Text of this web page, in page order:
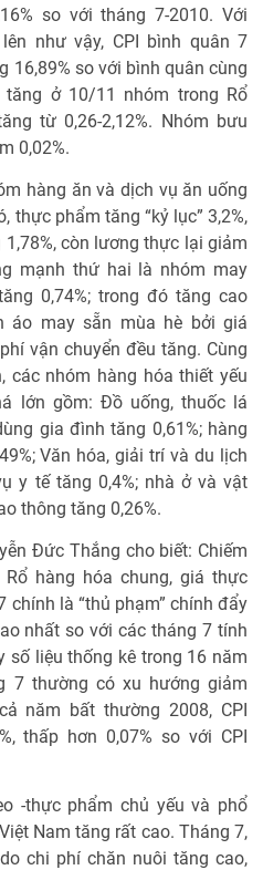
so với tháng 7-2010. Với
như vậy, CPI bình quân 7
16,89% so với bình quân cùng
ở 10/11 nhóm trong Rổ
từ 0,26-2,12%. Nhóm bưu
0,02%.
hàng ăn và dịch vụ ăn uống
thực phẩm tăng “kỷ lục” 3,2%,
còn lương thực lại giảm
mạnh thứ hai là nhóm may
0,74%; trong đó tăng cao
áo may sẵn mùa hè bởi giá
vận chuyển đều tăng. Cùng
các nhóm hàng hóa thiết yếu
lớn gồm: Đồ uống, thuốc lá
gia đình tăng 0,61%; hàng
Văn hóa, giải trí và du lịch
y tế tăng 0,4%; nhà ở và vật
thông tăng 0,26%.
Đức Thắng cho biết: Chiếm
hàng hóa chung, giá thực
chính là “thủ phạm” chính đẩy
nhất so với các tháng 7 tính
số liệu thống kê trong 16 năm
7 thường có xu hướng giảm
năm bất thường 2008, CPI
thấp hơn 0,07% so với CPI
-thực phẩm chủ yếu và phổ
Nam tăng rất cao. Tháng 7,
chi phí chăn nuôi tăng cao,